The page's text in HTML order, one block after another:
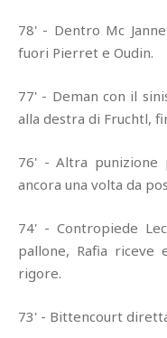
78' - Dentro Mc
fuori Pierret e Oudin.
77' - Deman con il
alla destra di Fruchtl,
76' - Altra punizione
ancora una volta da
74' - Contropiede
pallone, Rafia
rigore.
73' - Bittencourt